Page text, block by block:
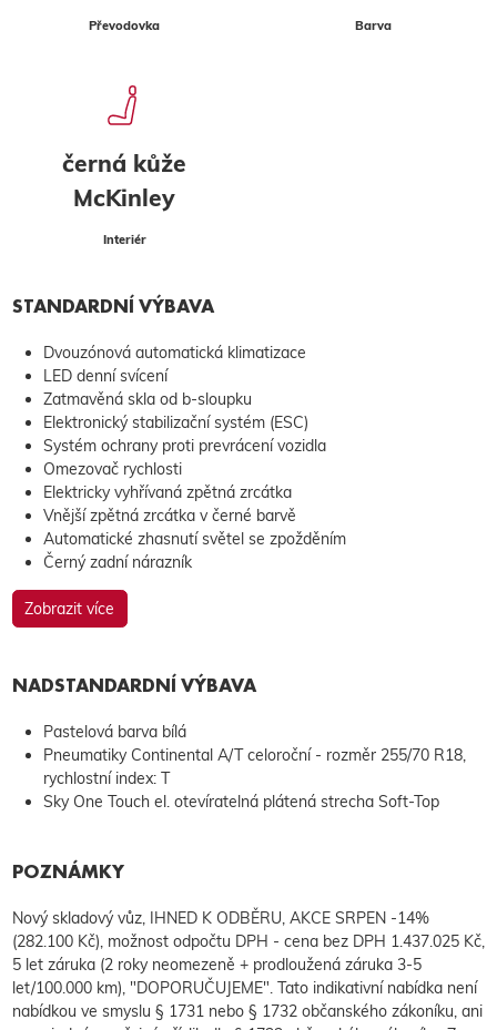
Převodovka Barva
černá kůže
McKinley
Interiér
STANDARDNÍ VÝBAVA
Dvouzónová automatická klimatizace
LED denní svícení
Zatmavěná skla od b-sloupku
Elektronický stabilizační systém (ESC)
Systém ochrany proti prevrácení vozidla
Omezovač rychlosti
Elektricky vyhřívaná zpětná zrcátka
Vnější zpětná zrcátka v černé barvě
Automatické zhasnutí světel se zpožděním
Černý zadní nárazník
Zobrazit více
NADSTANDARDNÍ VÝBAVA
Pastelová barva bílá
Pneumatiky Continental A/T celoroční - rozměr 255/70 R18,
rychlostní index: T
Sky One Touch el. otevíratelná plátená strecha Soft-Top
POZNÁMKY
Nový skladový vůz, IHNED K ODBĚRU, AKCE SRPEN -14%
(282.100 Kč), možnost odpočtu DPH - cena bez DPH 1.437.025 Kč,
5 let záruka (2 roky neomezeně + prodloužená záruka 3-5
let/100.000 km), "DOPORUČUJEME". Tato indikativní nabídka není
nabídkou ve smyslu § 1731 nebo § 1732 občanského zákoníku, ani